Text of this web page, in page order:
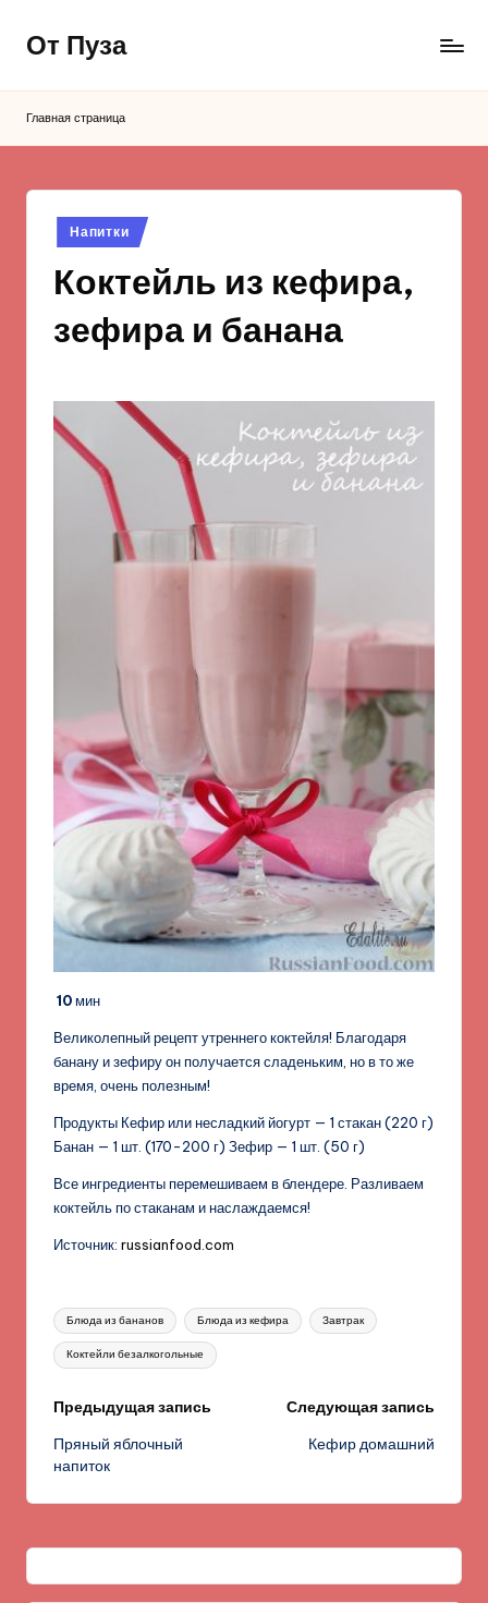
Перейти
содержимому
От Пуза
вкусные
Главная страница
Опубликовано
в
Напитки
Коктейль из кефира,
зефира и банана
10мин
Великолепный рецепт утреннего коктейля! Благодаря
банану и зефиру он получается сладеньким, но в то же
время, очень полезным!
Продукты Кефир или несладкий йогурт — 1 стакан (220 г)
Банан — 1 шт. (170-200 г) Зефир — 1 шт. (50 г)
Все ингредиенты перемешиваем в блендере. Разливаем
коктейль по стаканам и наслаждаемся!
Источник: russianfood.com
Метки:
Блюда из бананов Блюда из кефира Завтрак
Коктейли безалкогольные
Навигация
записи
Предыдущая запись
Пряный яблочный
напиток
Следующая запись
Кефир домашний